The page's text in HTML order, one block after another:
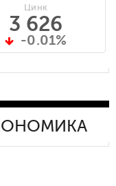
Цинк
3 626
-0.01%